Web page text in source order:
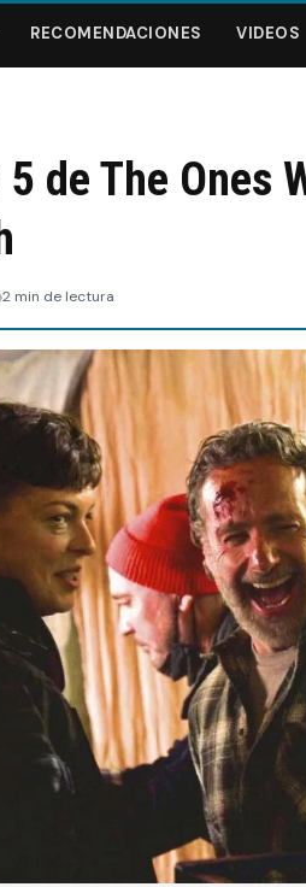
RECOMENDACIONES VIDEOS
de The Ones
2 min de lectura